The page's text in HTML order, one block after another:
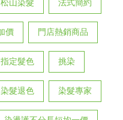
松山染髮 法式簡約
價 門店熱銷商品
指定髮色 挑染
染髮退色 染髮專家